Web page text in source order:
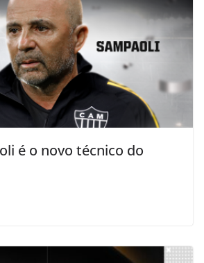
é o novo técnico do